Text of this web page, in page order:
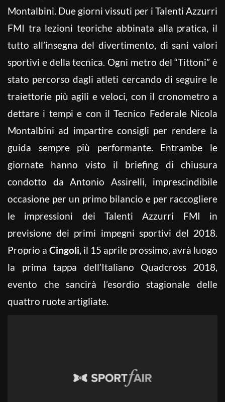
Montalbini. Due giorni vissuti per i Talenti Azzurri
FMI tra lezioni teoriche abbinata alla pratica, il
tutto all’insegna del divertimento, di sani valori
sportivi e della tecnica. Ogni metro del “Tittoni” è
stato percorso dagli atleti cercando di seguire le
traiettorie più agili e veloci, con il cronometro a
dettare i tempi e con il Tecnico Federale Nicola
Montalbini ad impartire consigli per rendere la
guida sempre più performante. Entrambe le
giornate hanno visto il briefing di chiusura
condotto da Antonio Assirelli, imprescindibile
occasione per un primo bilancio e per raccogliere
le impressioni dei Talenti Azzurri FMI in
previsione dei primi impegni sportivi del 2018.
Proprio a Cingoli, il 15 aprile prossimo, avrà luogo
la prima tappa dell’Italiano Quadcross 2018,
evento che sancirà l’esordio stagionale delle
quattro ruote artigliate.